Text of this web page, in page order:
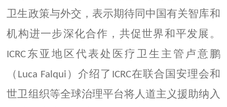
卫生政策与外交，表示期待同中国有关智库和
机构进一步深化合作，共促世界和平发展。
ICRC东亚地区代表处医疗卫生主管卢意鹏
（ Luca Falqui ）介绍了 ICRC在联合国安理会和
世卫组织等全球治理平台将人道主义援助纳入